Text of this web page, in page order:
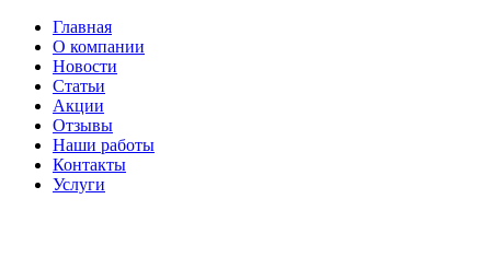
Главная
О компании
Новости
Статьи
Акции
Отзывы
Наши работы
Контакты
Услуги